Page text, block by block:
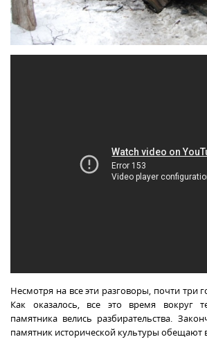
Несмотря на все эти разговоры, почти три
Как оказалось, все это время вокруг
памятника велись разбирательства.
памятник исторической культуры обещают